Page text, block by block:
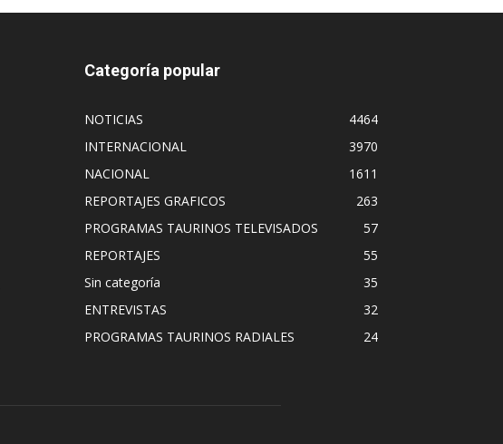
Categoría popular
NOTICIAS
4464
INTERNACIONAL
3970
NACIONAL
1611
REPORTAJES GRAFICOS
263
PROGRAMAS TAURINOS TELEVISADOS
57
REPORTAJES
55
Sin categoría
35
ENTREVISTAS
32
PROGRAMAS TAURINOS RADIALES
24